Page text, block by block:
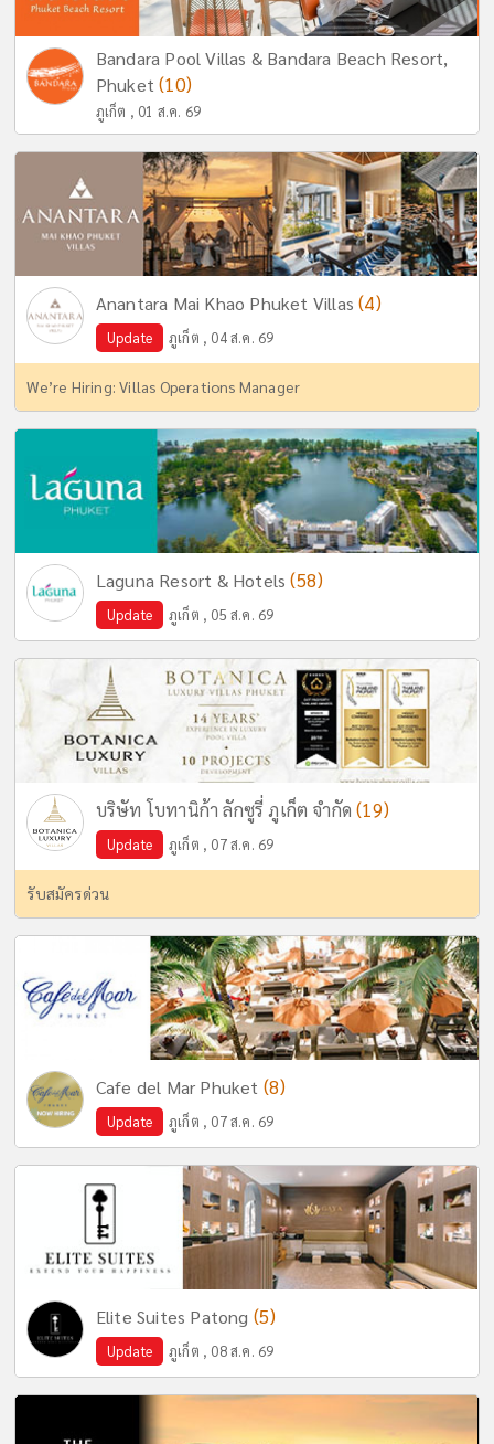
Bandara Pool Villas & Bandara Beach Resort,
Phuket(10)
ภูเก็ต , 01 ส.ค. 69
Anantara Mai Khao Phuket Villas(4)
Update ภูเก็ต , 04 ส.ค. 69
We’re Hiring: Villas Operations Manager
Laguna Resort & Hotels(58)
Update ภูเก็ต , 05 ส.ค. 69
บริษัท โบทานิก้า ลักซูรี่ ภูเก็ต จำกัด(19)
Update ภูเก็ต , 07 ส.ค. 69
รับสมัครด่วน
Cafe del Mar Phuket (8)
Update ภูเก็ต , 07 ส.ค. 69
Elite Suites Patong (5)
Update ภูเก็ต , 08 ส.ค. 69